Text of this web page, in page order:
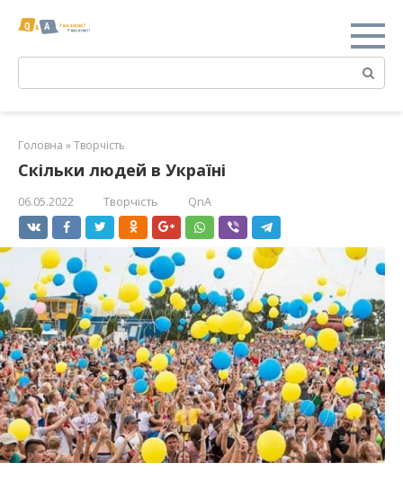
Поиск:
Головна »Творчість
Скільки людей в Україні
06.05.2022 Творчість QnA